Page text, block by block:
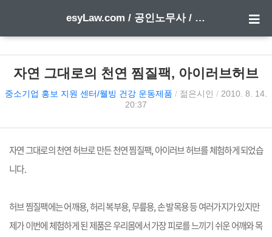
esyLaw.com / 공인노무사 / 행정사 한 방에 합격하기
자연 그대로의 천연 찜질팩, 아이러브허브
중소기업 홍보 지원 센터/웰빙 건강 운동제품 / 젊은시인 / 2010. 8. 14.
20:37
자연 그대로의 천연 허브로 만든 천연 찜질팩, 아이러브 허브를 체험하게 되었습
니다.
허브 찜질팩에는 어깨용, 허리 복부용, 무릎용, 손 발목용 등 여러가지가 있지만
제가 이번에 체험하게 된 제품은 우리몸에서 가장 피로를 느끼기 쉬운 어깨와 목